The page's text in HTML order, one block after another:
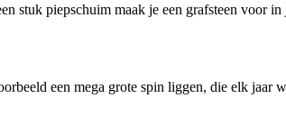
stuk piepschuim maak je een grafsteen voor
een mega grote spin liggen, die elk jaar